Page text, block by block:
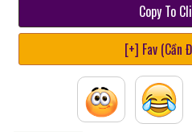
Copy To
[+] Fav (Cần